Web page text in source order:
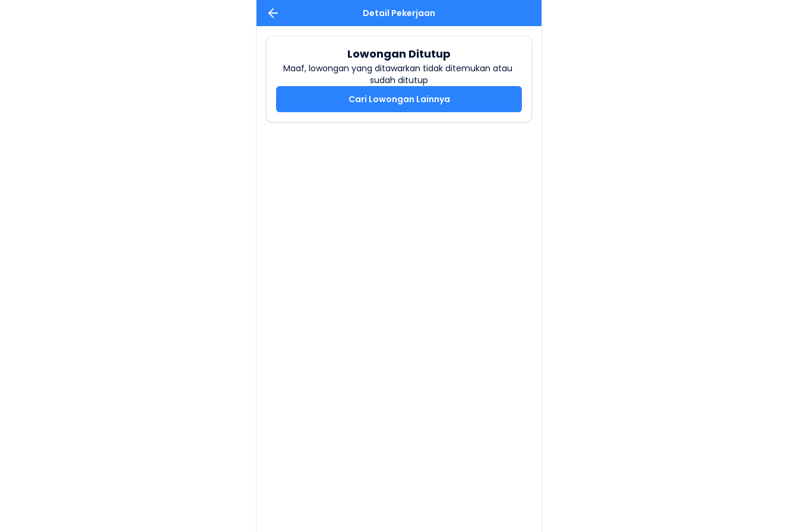
Detail Pekerjaan
Lowongan Ditutup
Maaf, lowongan yang ditawarkan tidak ditemukan atau
sudah ditutup
Cari Lowongan Lainnya